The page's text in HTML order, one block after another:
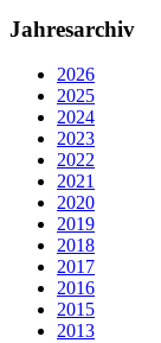
Jahresarchiv
2026
2025
2024
2023
2022
2021
2020
2019
2018
2017
2016
2015
2013